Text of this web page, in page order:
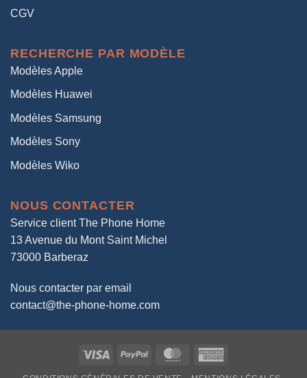
CGV
RECHERCHE PAR MODÈLE
Modèles Apple
Modèles Huawei
Modèles Samsung
Modèles Sony
Modèles Wiko
NOUS CONTACTER
Service client The Phone Home
13 Avenue du Mont Saint Michel
73000 Barberaz
Nous contacter par email
contact@the-phone-home.com
Visa PayPal MasterCard